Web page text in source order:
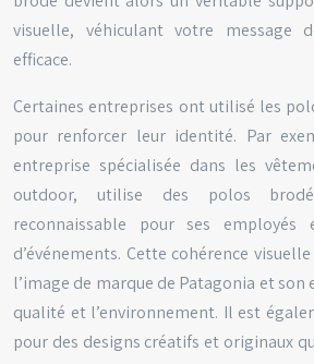
visuelle, véhiculant votre message
efficace.
Certaines entreprises ont utilisé les
pour renforcer leur identité. Par
entreprise spécialisée dans les
outdoor, utilise des polos
reconnaissable pour ses
d’événements. Cette cohérence
l’image de marque de Patagonia et
qualité et l’environnement. Il est
pour des designs créatifs et originaux